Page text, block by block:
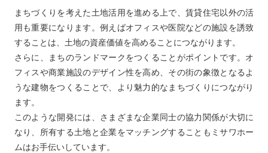
まちづくりを考えた土地活用を進める上で、賃貸住宅以外の活
用も重要になります。例えばオフィスや医院などの施設を誘致
することは、土地の資産価値を高めることにつながります。
さらに、まちのランドマークをつくることがポイントです。オ
フィスや商業施設のデザイン性を高め、その街の象徴となるよ
うな建物をつくることで、より魅力的なまちづくりにつながり
ます。
このような開発には、さまざまな企業同士の協力関係が大切に
なり、所有する土地と企業をマッチングすることもミサワホー
ムはお手伝いしています。